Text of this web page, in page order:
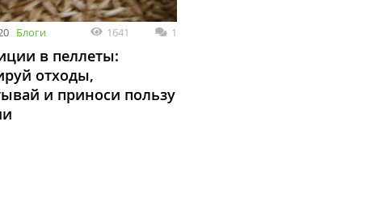
Блоги 1641 1
в пеллеты:
отходы,
и приноси пользу